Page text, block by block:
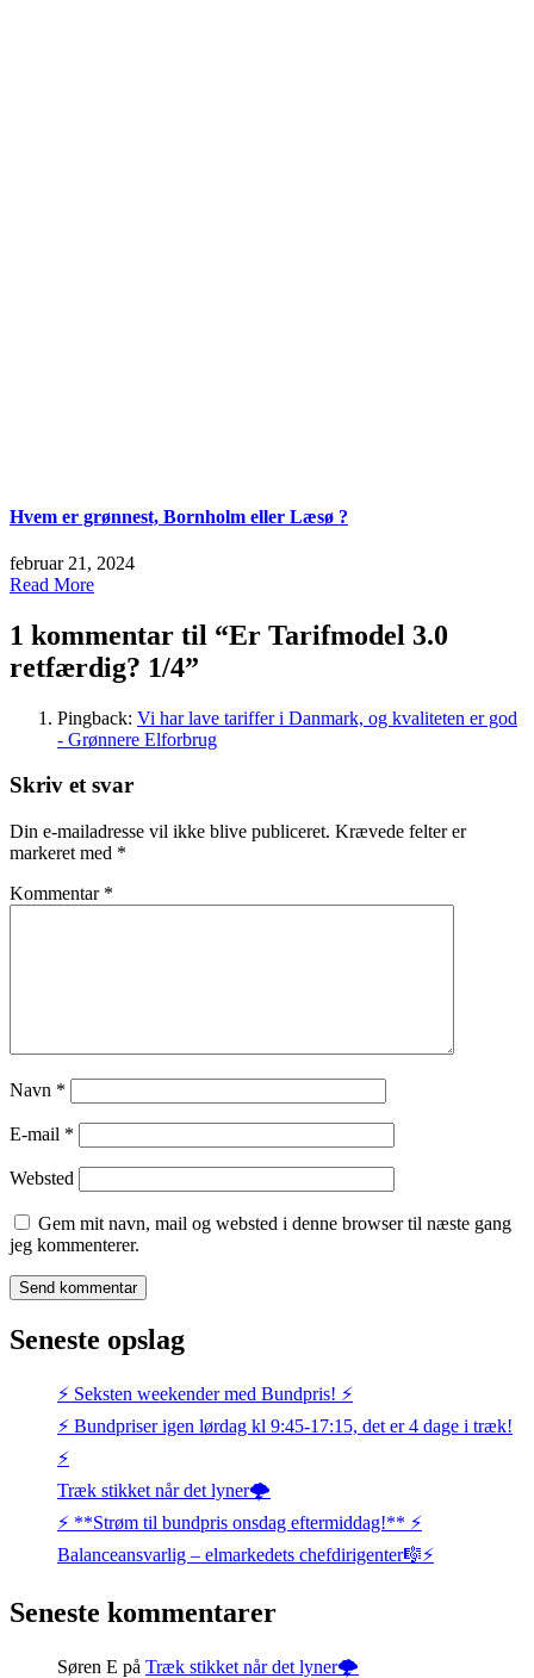
Hvem er grønnest, Bornholm eller Læsø ?
februar 21, 2024
Read More
1 kommentar til “Er Tarifmodel 3.0
retfærdig? 1/4”
Pingback: Vi har lave tariffer i Danmark, og kvaliteten er god
- Grønnere Elforbrug
Skriv et svar
Din e-mailadresse vil ikke blive publiceret. Krævede felter er
markeret med *
Kommentar *
Navn *
E-mail *
Websted
Gem mit navn, mail og websted i denne browser til næste gang
jeg kommenterer.
Seneste opslag
⚡️ Seksten weekender med Bundpris! ⚡️
⚡️ Bundpriser igen lørdag kl 9:45-17:15, det er 4 dage i træk!
⚡️
Træk stikket når det lyner🌩️
⚡️ **Strøm til bundpris onsdag eftermiddag!** ⚡️
Balanceansvarlig – elmarkedets chefdirigenter🎼⚡
Seneste kommentarer
Søren E på Træk stikket når det lyner🌩️